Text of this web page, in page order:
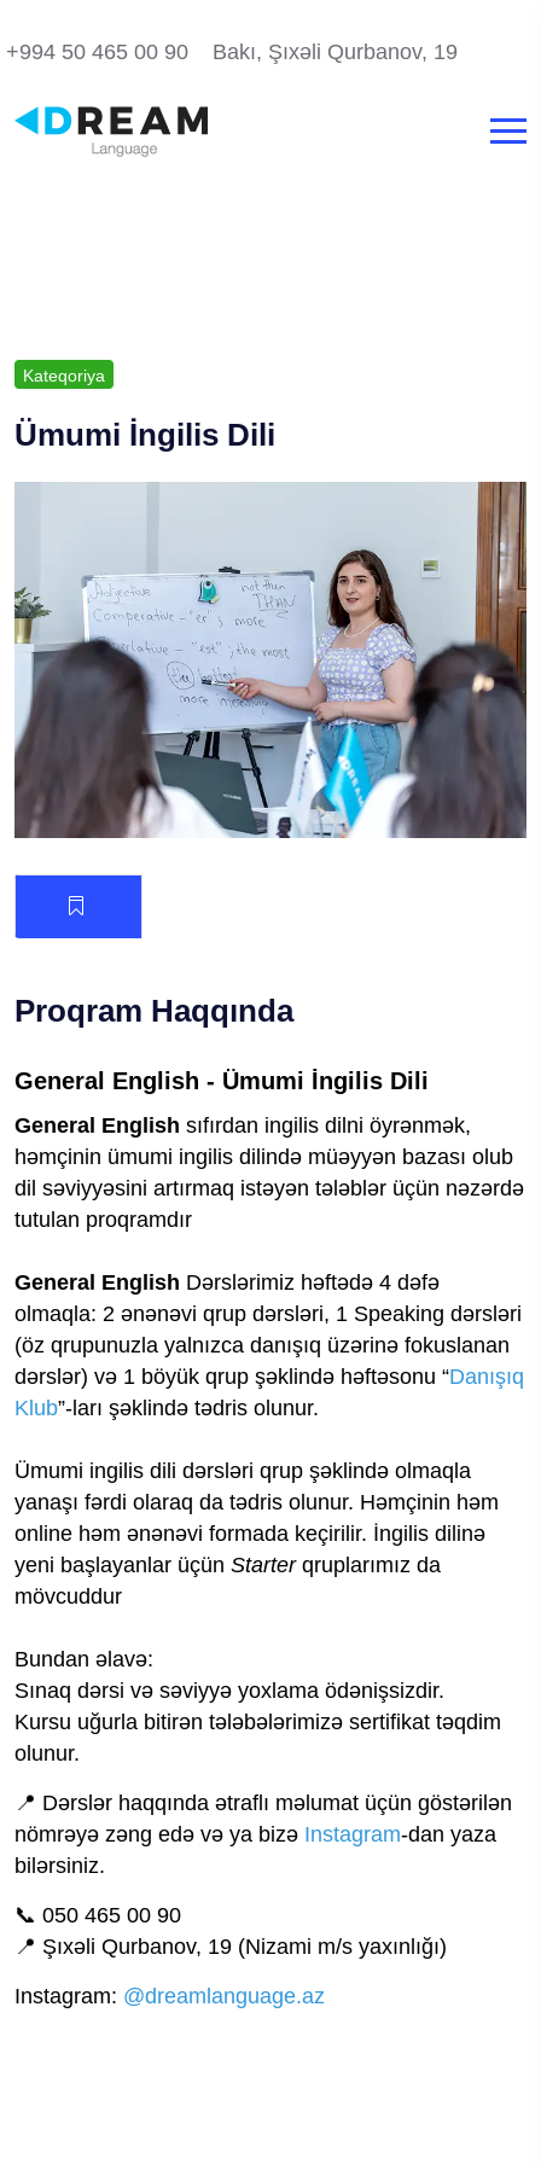
+994 50 465 00 90 Bakı, Şıxəli Qurbanov, 19
Kateqoriya
Ümumi İngilis Dili
Proqram Haqqında
General English - Ümumi İngilis Dili
General English sıfırdan ingilis dilni öyrənmək,
həmçinin ümumi ingilis dilində müəyyən bazası olub
dil səviyyəsini artırmaq istəyən tələblər üçün nəzərdə
tutulan proqramdır
General English Dərslərimiz həftədə 4 dəfə
olmaqla: 2 ənənəvi qrup dərsləri, 1 Speaking dərsləri
(öz qrupunuzla yalnızca danışıq üzərinə fokuslanan
dərslər) və 1 böyük qrup şəklində həftəsonu “Danışıq
Klub”-ları şəklində tədris olunur.
Ümumi ingilis dili dərsləri qrup şəklində olmaqla
yanaşı fərdi olaraq da tədris olunur. Həmçinin həm
online həm ənənəvi formada keçirilir. İngilis dilinə
yeni başlayanlar üçün Starter qruplarımız da
mövcuddur
Bundan əlavə:
Sınaq dərsi və səviyyə yoxlama ödənişsizdir.
Kursu uğurla bitirən tələbələrimizə sertifikat təqdim
olunur.
📍 Dərslər haqqında ətraflı məlumat üçün göstərilən
nömrəyə zəng edə və ya bizə Instagram-dan yaza
bilərsiniz.
📞 050 465 00 90
📍 Şıxəli Qurbanov, 19 (Nizami m/s yaxınlığı)
Instagram: @dreamlanguage.az